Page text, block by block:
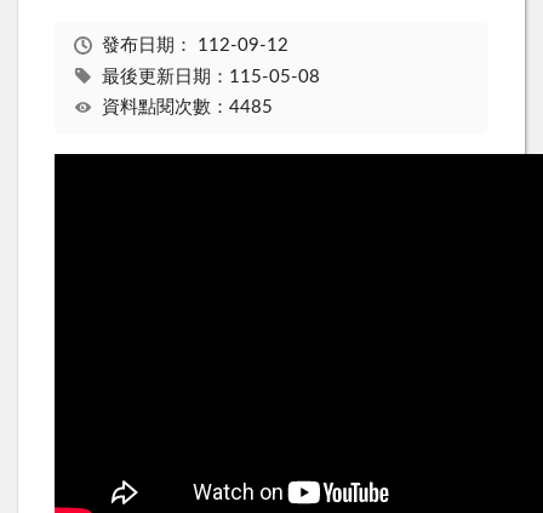
發布日期： 112-09-12
最後更新日期：115-05-08
資料點閱次數：4485